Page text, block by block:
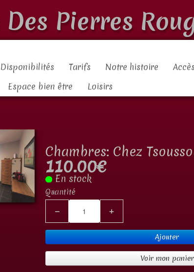
Des Pierres
Disponibilités Tarifs Notre histoire Accès
Espace bien être Loisirs
Chambres: Chez
110.00€
En stock
Quantité
− +
Ajouter
Voir mon panier